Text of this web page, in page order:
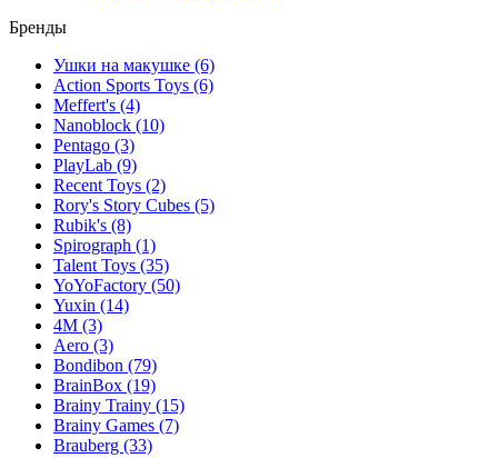
Бренды
Ушки на макушке (6)
Action Sports Toys (6)
Meffert's (4)
Nanoblock (10)
Pentago (3)
PlayLab (9)
Recent Toys (2)
Rory's Story Cubes (5)
Rubik's (8)
Spirograph (1)
Talent Toys (35)
YoYoFactory (50)
Yuxin (14)
4M (3)
Aero (3)
Bondibon (79)
BrainBox (19)
Brainy Trainy (15)
Brainy Games (7)
Brauberg (33)